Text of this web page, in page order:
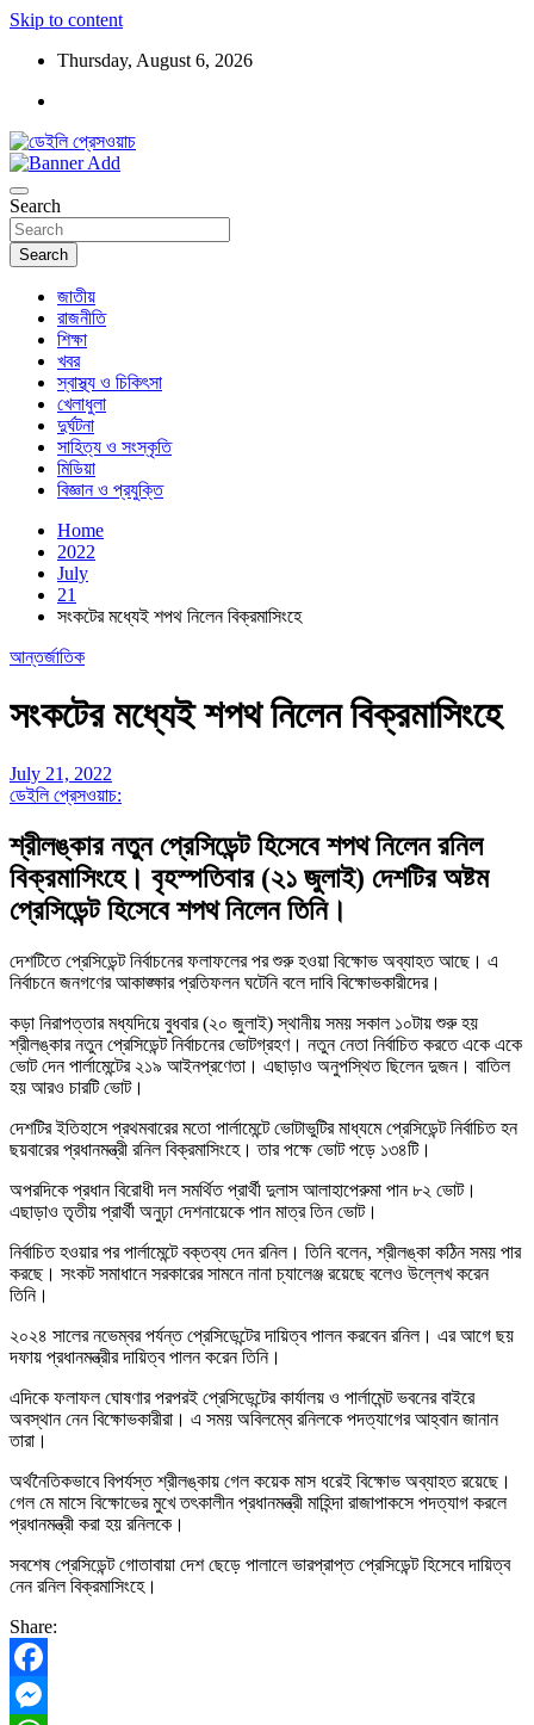
Skip to content
Thursday, August 6, 2026
ডেইলি প্রেসওয়াচ
Search
Search
জাতীয়
রাজনীতি
শিক্ষা
খবর
স্বাস্থ্য ও চিকিৎসা
খেলাধুলা
দুর্ঘটনা
সাহিত্য ও সংস্কৃতি
মিডিয়া
বিজ্ঞান ও প্রযুক্তি
Home
2022
July
21
সংকটের মধ্যেই শপথ নিলেন বিক্রমাসিংহে
আন্তর্জাতিক
সংকটের মধ্যেই শপথ নিলেন বিক্রমাসিংহে
July 21, 2022
ডেইলি প্রেসওয়াচ:
শ্রীলঙ্কার নতুন প্রেসিডেন্ট হিসেবে শপথ নিলেন রনিল
বিক্রমাসিংহে। বৃহস্পতিবার (২১ জুলাই) দেশটির অষ্টম
প্রেসিডেন্ট হিসেবে শপথ নিলেন তিনি।
দেশটিতে প্রেসিডেন্ট নির্বাচনের ফলাফলের পর শুরু হওয়া বিক্ষোভ অব্যাহত আছে। এ
নির্বাচনে জনগণের আকাঙ্ক্ষার প্রতিফলন ঘটেনি বলে দাবি বিক্ষোভকারীদের।
কড়া নিরাপত্তার মধ্যদিয়ে বুধবার (২০ জুলাই) স্থানীয় সময় সকাল ১০টায় শুরু হয়
শ্রীলঙ্কার নতুন প্রেসিডেন্ট নির্বাচনের ভোটগ্রহণ। নতুন নেতা নির্বাচিত করতে একে একে
ভোট দেন পার্লামেন্টের ২১৯ আইনপ্রণেতা। এছাড়াও অনুপস্থিত ছিলেন দুজন। বাতিল
হয় আরও চারটি ভোট।
দেশটির ইতিহাসে প্রথমবারের মতো পার্লামেন্টে ভোটাভুটির মাধ্যমে প্রেসিডেন্ট নির্বাচিত হন
ছয়বারের প্রধানমন্ত্রী রনিল বিক্রমাসিংহে। তার পক্ষে ভোট পড়ে ১৩৪টি।
অপরদিকে প্রধান বিরোধী দল সমর্থিত প্রার্থী দুলাস আলাহাপেরুমা পান ৮২ ভোট।
এছাড়াও তৃতীয় প্রার্থী অনুঢ়া দেশনায়েকে পান মাত্র তিন ভোট।
নির্বাচিত হওয়ার পর পার্লামেন্টে বক্তব্য দেন রনিল। তিনি বলেন, শ্রীলঙ্কা কঠিন সময় পার
করছে। সংকট সমাধানে সরকারের সামনে নানা চ্যালেঞ্জ রয়েছে বলেও উল্লেখ করেন
তিনি।
২০২৪ সালের নভেম্বর পর্যন্ত প্রেসিডেন্টের দায়িত্ব পালন করবেন রনিল। এর আগে ছয়
দফায় প্রধানমন্ত্রীর দায়িত্ব পালন করেন তিনি।
এদিকে ফলাফল ঘোষণার পরপরই প্রেসিডেন্টের কার্যালয় ও পার্লামেন্ট ভবনের বাইরে
অবস্থান নেন বিক্ষোভকারীরা। এ সময় অবিলম্বে রনিলকে পদত্যাগের আহ্বান জানান
তারা।
অর্থনৈতিকভাবে বিপর্যস্ত শ্রীলঙ্কায় গেল কয়েক মাস ধরেই বিক্ষোভ অব্যাহত রয়েছে।
গেল মে মাসে বিক্ষোভের মুখে তৎকালীন প্রধানমন্ত্রী মাহিন্দা রাজাপাকসে পদত্যাগ করলে
প্রধানমন্ত্রী করা হয় রনিলকে।
সবশেষ প্রেসিডেন্ট গোতাবায়া দেশ ছেড়ে পালালে ভারপ্রাপ্ত প্রেসিডেন্ট হিসেবে দায়িত্ব
নেন রনিল বিক্রমাসিংহে।
Share:
Facebook